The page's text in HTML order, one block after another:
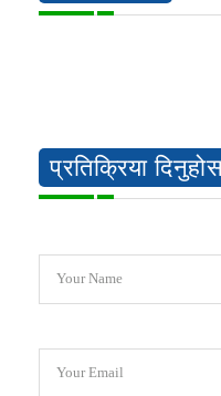
प्रतिक्रिया
Your Name
Your Email